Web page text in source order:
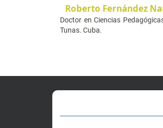
Roberto Fernández
Doctor en Ciencias
Tunas. Cuba.